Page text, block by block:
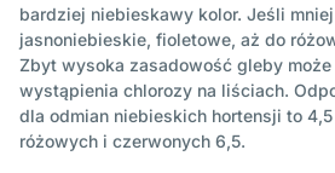
bardziej niebieskawy kolor. Jeśli
jasnoniebieskie, fioletowe, aż do
Zbyt wysoka zasadowość gleby
wystąpienia chlorozy na liściach.
dla odmian niebieskich hortensji to
różowych i czerwonych 6,5.